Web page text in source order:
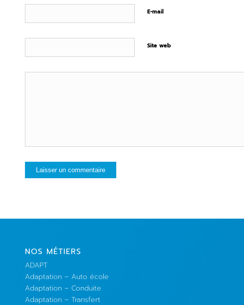
E-mail
Site web
NOS MÉTIERS
ADAPT
Adaptation – Auto école
Adaptation – Conduite
Adaptation – Transfert